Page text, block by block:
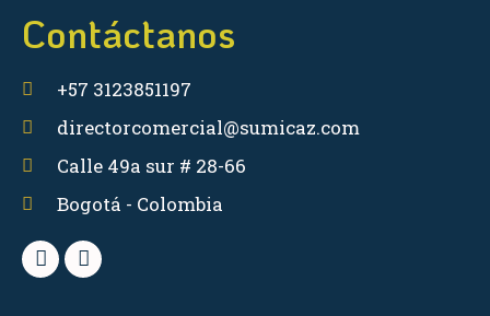
Contáctanos
+57 3123851197
directorcomercial@sumicaz.com
Calle 49a sur # 28-66
Bogotá - Colombia